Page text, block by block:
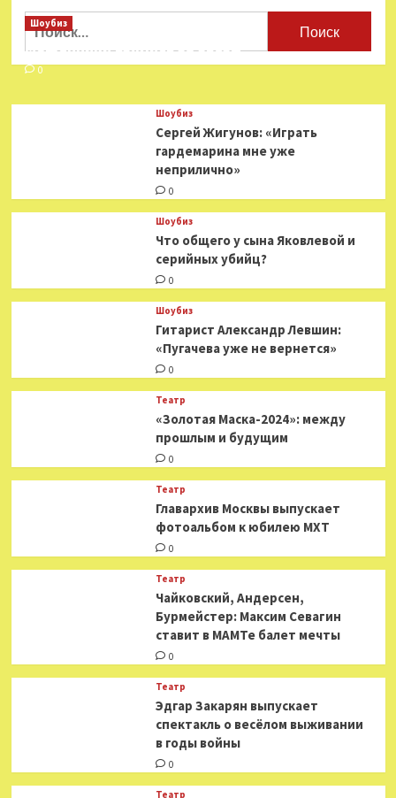
Найти:
Шоубиз
Мошенники взялись за звезд
0
Шоубиз
Сергей Жигунов: «Играть
гардемарина мне уже
неприлично»
0
Шоубиз
Что общего у сына Яковлевой и
серийных убийц?
0
Шоубиз
Гитарист Александр Левшин:
«Пугачева уже не вернется»
0
Театр
«Золотая Маска-2024»: между
прошлым и будущим
0
Театр
​​Главархив Москвы выпускает
фотоальбом к юбилею МХТ
0
Театр
​​Чайковский, Андерсен,
Бурмейстер: Максим Севагин
ставит в МАМТе балет мечты
0
Театр
Эдгар Закарян выпускает
спектакль о весёлом выживании
в годы войны
0
Театр